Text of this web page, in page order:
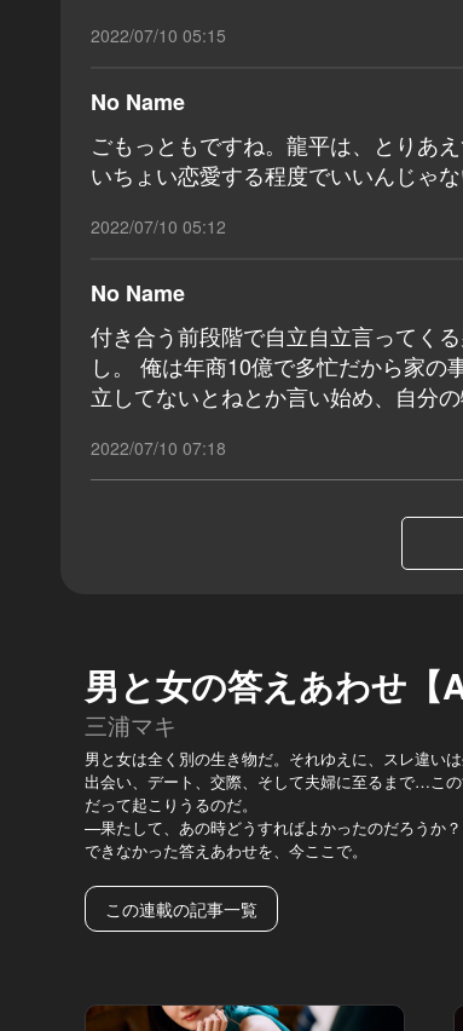
2022/07/10 05:15
No Name
ごもっともですね。龍平は、とりあ
いちょい恋愛する程度でいいんじゃな
2022/07/10 05:12
No Name
付き合う前段階で自立自立言ってく
し。 俺は年商10億で多忙だから家
立してないとねとか言い始め、自分
2022/07/10 07:18
男と女の答えあわせ【A
三浦マキ
男と女は全く別の生き物だ。それゆえに、スレ違いは
出会い、デート、交際、そして夫婦に至るまで…こ
だって起こりうるのだ。
—果たして、あの時どうすればよかったのだろうか？
できなかった答えあわせを、今ここで。
この連載の記事一覧